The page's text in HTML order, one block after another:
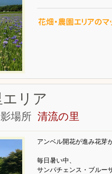
リア
場所 清流の里
アンベル開花が進み花芽
毎日暑い中、
サンパチェンス・ブルー